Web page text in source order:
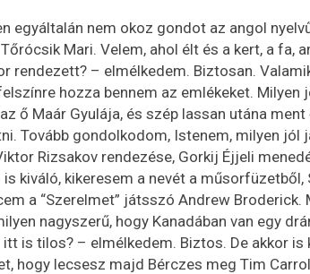
egyáltalán nem okoz gondot az angol
Mari. Velem, ahol élt és a kert, a fa,
rendezett? – elmélkedem. Biztosan.
hozza bennem az emlékeket. Milyen
ő Maár Gyulája, és szép lassan utána
Tovább gondolkodom, Istenem, milyen
Rizsakov rendezése, Gorkij Éjjeli
kiváló, kikeresem a nevét a
a “Szerelmet” játsszó Andrew Broderick.
nagyszerű, hogy Kanadában van egy
is tilos? – elmélkedem. Biztos. De akkor is
hogy lecsesz majd Bérczes meg Tim